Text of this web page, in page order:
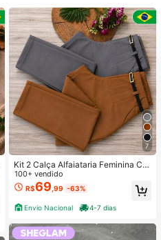
7
Kit 2 Calça Alfaiataria Feminina Co
m Cinto
100+ vendido
R$69 ,99 -63%
Envio Nacional 4-7 dias